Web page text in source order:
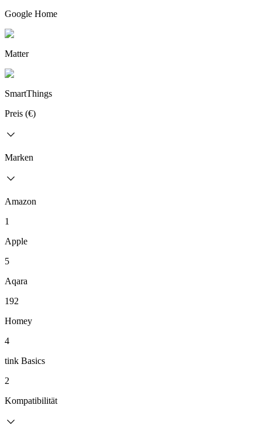
Google Home
Matter
SmartThings
Preis (€)
Marken
Amazon
1
Apple
5
Aqara
192
Homey
4
tink Basics
2
Kompatibilität